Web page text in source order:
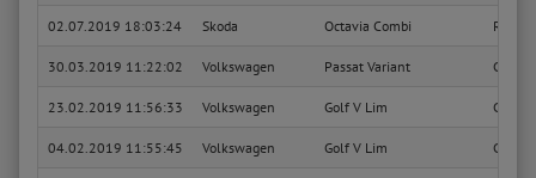
02.07.2019 18:03:24 Skoda Octavia Combi RS
30.03.2019 11:22:02 Volkswagen Passat Variant
23.02.2019 11:56:33 Volkswagen Golf V Lim
04.02.2019 11:55:45 Volkswagen Golf V Lim